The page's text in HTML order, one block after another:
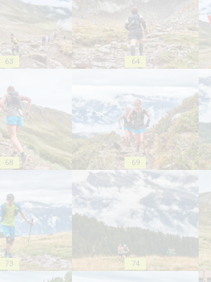
63 64
68 69
73 74